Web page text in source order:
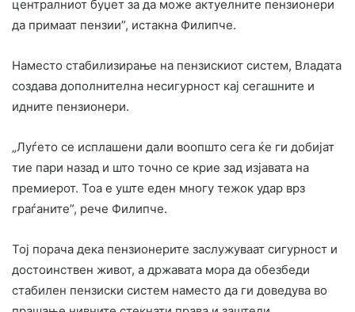
централниот буџет за да може актуелните пензионери
да примаат пензии”, истакна Филипче.
Наместо стабилизирање на пензискиот систем, Владата
создава дополнителна несигурност кај сегашните и
идните пензионери.
„Луѓето се исплашени дали воопшто сега ќе ги добијат
тие пари назад и што точно се крие зад изјавата на
премиерот. Тоа е уште еден многу тежок удар врз
граѓаните”, рече Филипче.
Тој порача дека пензионерите заслужуваат сигурност и
достоинствен живот, а државата мора да обезбеди
стабилен пензиски систем наместо да ги доведува во